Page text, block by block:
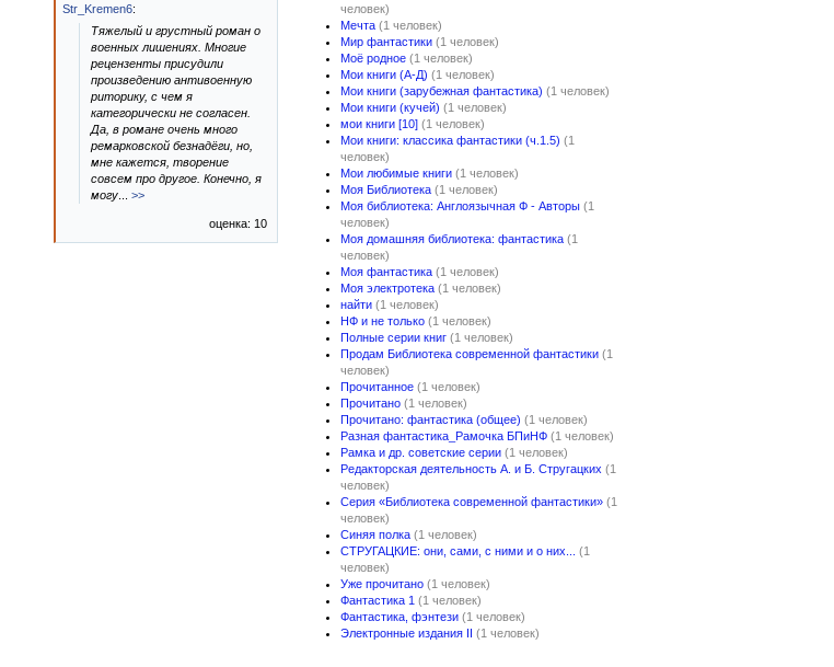
человек)
Мечта (1 человек)
Мир фантастики (1 человек)
Моё родное (1 человек)
Мои книги (А-Д) (1 человек)
Мои книги (зарубежная фантастика) (1 человек)
Мои книги (кучей) (1 человек)
мои книги [10] (1 человек)
Мои книги: классика фантастики (ч.1.5) (1
человек)
Мои любимые книги (1 человек)
Моя Библиотека (1 человек)
Моя библиотека: Англоязычная Ф - Авторы (1
человек)
Моя домашняя библиотека: фантастика (1
человек)
Моя фантастика (1 человек)
Моя электротека (1 человек)
найти (1 человек)
НФ и не только (1 человек)
Полные серии книг (1 человек)
Продам Библиотека современной фантастики (1
человек)
Прочитанное (1 человек)
Прочитано (1 человек)
Прочитано: фантастика (общее) (1 человек)
Разная фантастика_Рамочка БПиНФ (1 человек)
Рамка и др. советские серии (1 человек)
Редакторская деятельность А. и Б. Стругацких (1
человек)
Серия «Библиотека современной фантастики» (1
человек)
Синяя полка (1 человек)
СТРУГАЦКИЕ: они, сами, с ними и о них...
(1
человек)
Уже прочитано (1 человек)
Фантастика 1 (1 человек)
Фантастика, фэнтези (1 человек)
Электронные издания II (1 человек)
Str_Kremen6:
Тяжелый и грустный роман о
военных лишениях. Многие
рецензенты присудили
произведению антивоенную
риторику, с чем я
категорически не согласен.
Да, в романе очень много
ремарковской безнадёги, но,
мне кажется, творение
совсем про другое. Конечно, я
могу
>>
оценка: 10